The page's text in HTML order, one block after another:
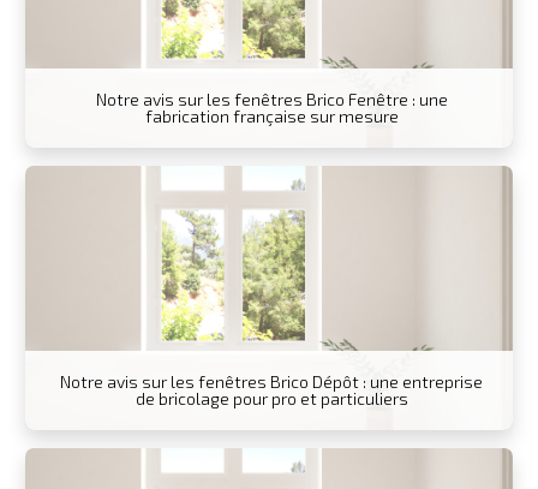
Notre avis sur les fenêtres Brico Fenêtre : une
fabrication française sur mesure
Notre avis sur les fenêtres Brico Dépôt : une entreprise
de bricolage pour pro et particuliers